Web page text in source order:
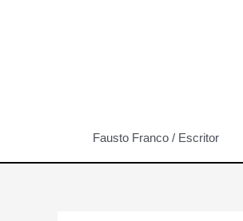
Fausto Franco / Escritor